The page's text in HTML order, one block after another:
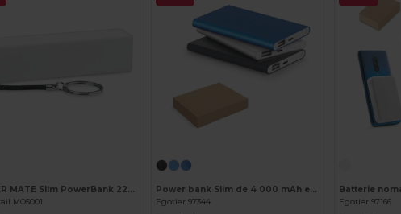
POWER MATE Slim PowerBank 2200 mAh -22
MO5001
Power bank Slim de 4 000 mAh en aluminium recyclé (100% rAL) et ABS recyclé (100 % rABS)
Egotier 97344
Egotier 97166